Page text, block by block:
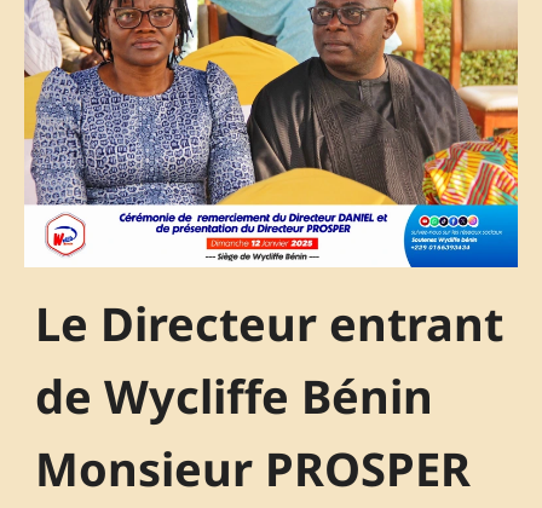
Le Directeur entrant
de Wycliffe Bénin
Monsieur PROSPER